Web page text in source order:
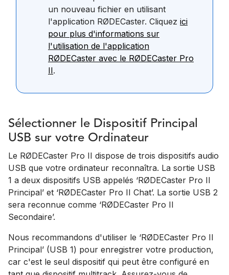
un nouveau fichier en utilisant
l'application RØDECaster. Cliquez ici
pour plus d'informations sur
l'utilisation de l'application
RØDECaster avec le RØDECaster Pro
II.
Sélectionner le Dispositif Principal
USB sur votre Ordinateur
Le RØDECaster Pro II dispose de trois dispositifs audio
USB que votre ordinateur reconnaîtra. La sortie USB
1 a deux dispositifs USB appelés ‘RØDECaster Pro II
Principal’ et ‘RØDECaster Pro II Chat’. La sortie USB 2
sera reconnue comme ‘RØDECaster Pro II
Secondaire’.
Nous recommandons d'utiliser le ‘RØDECaster Pro II
Principal’ (USB 1) pour enregistrer votre production,
car c'est le seul dispositif qui peut être configuré en